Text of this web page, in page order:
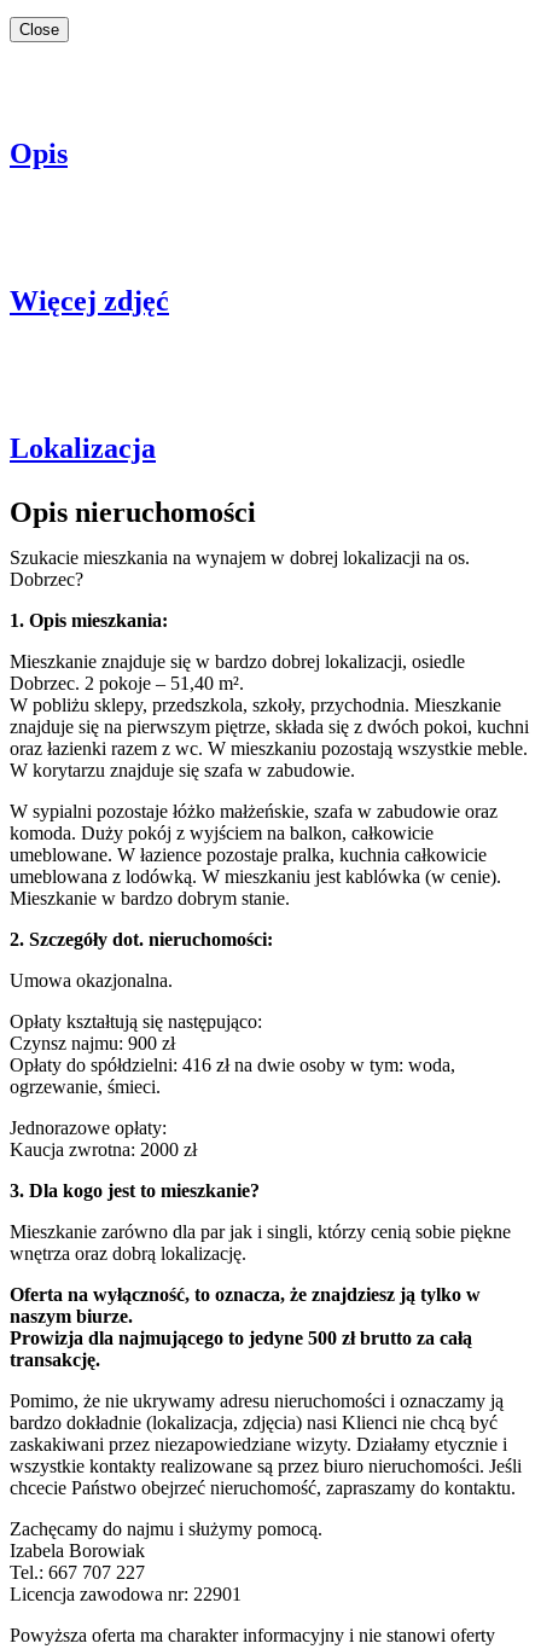
Close
Opis
Więcej zdjęć
Lokalizacja
Opis nieruchomości
Szukacie mieszkania na wynajem w dobrej lokalizacji na os.
Dobrzec?
1. Opis mieszkania:
Mieszkanie znajduje się w bardzo dobrej lokalizacji, osiedle
Dobrzec. 2 pokoje – 51,40 m².
W pobliżu sklepy, przedszkola, szkoły, przychodnia. Mieszkanie
znajduje się na pierwszym piętrze, składa się z dwóch pokoi, kuchni
oraz łazienki razem z wc. W mieszkaniu pozostają wszystkie meble.
W korytarzu znajduje się szafa w zabudowie.
W sypialni pozostaje łóżko małżeńskie, szafa w zabudowie oraz
komoda. Duży pokój z wyjściem na balkon, całkowicie
umeblowane. W łazience pozostaje pralka, kuchnia całkowicie
umeblowana z lodówką. W mieszkaniu jest kablówka (w cenie).
Mieszkanie w bardzo dobrym stanie.
2. Szczegóły dot. nieruchomości:
Umowa okazjonalna.
Opłaty kształtują się następująco:
Czynsz najmu: 900 zł
Opłaty do spółdzielni: 416 zł na dwie osoby w tym: woda,
ogrzewanie, śmieci.
Jednorazowe opłaty:
Kaucja zwrotna: 2000 zł
3. Dla kogo jest to mieszkanie?
Mieszkanie zarówno dla par jak i singli, którzy cenią sobie piękne
wnętrza oraz dobrą lokalizację.
Oferta na wyłączność, to oznacza, że znajdziesz ją tylko w
naszym biurze.
Prowizja dla najmującego to jedyne 500 zł brutto za całą
transakcję.
Pomimo, że nie ukrywamy adresu nieruchomości i oznaczamy ją
bardzo dokładnie (lokalizacja, zdjęcia) nasi Klienci nie chcą być
zaskakiwani przez niezapowiedziane wizyty. Działamy etycznie i
wszystkie kontakty realizowane są przez biuro nieruchomości. Jeśli
chcecie Państwo obejrzeć nieruchomość, zapraszamy do kontaktu.
Zachęcamy do najmu i służymy pomocą.
Izabela Borowiak
Tel.: 667 707 227
Licencja zawodowa nr: 22901
Powyższa oferta ma charakter informacyjny i nie stanowi oferty